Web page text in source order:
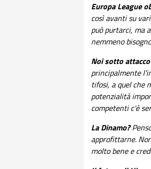
Europa League
così avanti su
può purtarci, ma
nemmeno
Noi sotto
principalmente
tifosi, a quel che
potenzialità
competenti c'è
La Dinamo?
approfittarne.
molto bene e